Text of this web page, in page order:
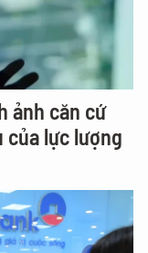
ảnh căn cứ
của lực lượng